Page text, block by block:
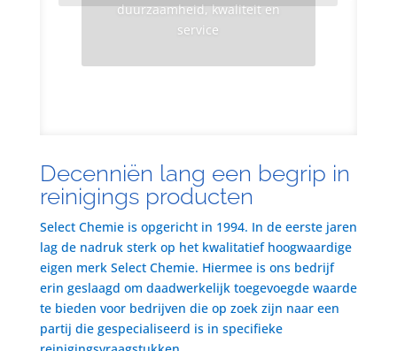
duurzaamheid, kwaliteit en
service
Decenniën lang een begrip in
reinigings producten
Select Chemie is opgericht in 1994. In de eerste jaren
lag de nadruk sterk op het kwalitatief hoogwaardige
eigen merk Select Chemie. Hiermee is ons bedrijf
erin geslaagd om daadwerkelijk toegevoegde waarde
te bieden voor bedrijven die op zoek zijn naar een
partij die gespecialiseerd is in specifieke